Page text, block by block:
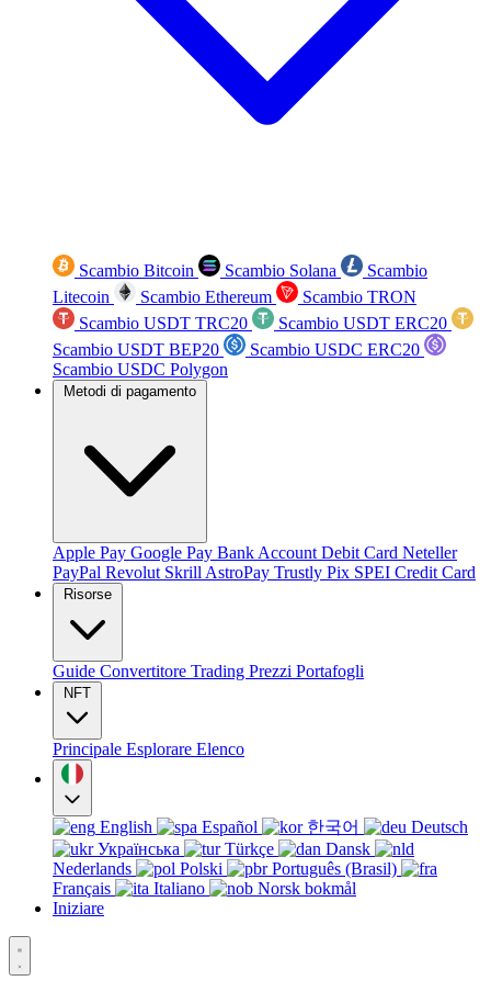
Scambio Bitcoin Scambio Solana
Scambio
Litecoin
Scambio Ethereum
Scambio TRON
Scambio USDT TRC20
Scambio USDT ERC20
Scambio USDT BEP20
Scambio USDC ERC20
Scambio USDC Polygon
Metodi di pagamento
Apple Pay Google Pay Bank Account Debit Card Neteller
PayPal Revolut Skrill AstroPay Trustly Pix SPEI Credit Card
Risorse
Guide Convertitore Trading Prezzi Portafogli
NFT
Principale Esplorare Elenco
English Español 한국어
Deutsch
Українська
Türkçe
Dansk
Nederlands
Polski
Português (Brasil)
Français
Italiano
Norsk bokmål
Iniziare